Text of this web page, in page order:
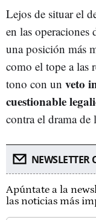
Lejos de situar el
en las
una posición más
como el tope a las
tono con un veto
cuestionable
contra el drama
NEWSLETTER
Apúntate a la
las noticias más